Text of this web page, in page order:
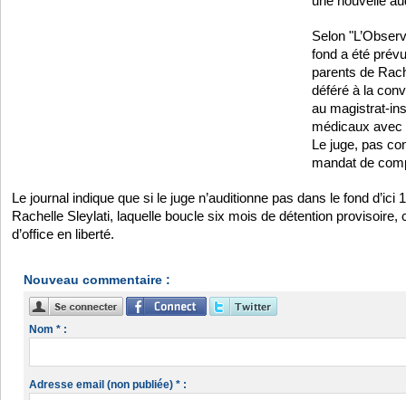
Selon
fond a été
parents de
déféré à la
au magistrat-
médicaux avec
Le juge, pas
mandat de
Le journal indique que si le juge n’auditionne pas dans le fond d’ici
Rachelle Sleylati, laquelle boucle six mois de détention provisoire,
d’office en liberté.
Nouveau commentaire :
Nom * :
Adresse email (non publiée) * :